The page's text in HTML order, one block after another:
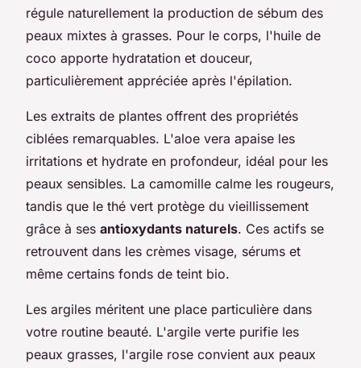
régule naturellement la production de sébum des
peaux mixtes à grasses. Pour le corps, l'huile de
coco apporte hydratation et douceur,
particulièrement appréciée après l'épilation.
Les extraits de plantes offrent des propriétés
ciblées remarquables. L'aloe vera apaise les
irritations et hydrate en profondeur, idéal pour les
peaux sensibles. La camomille calme les rougeurs,
tandis que le thé vert protège du vieillissement
grâce à ses antioxydants naturels. Ces actifs se
retrouvent dans les crèmes visage, sérums et
même certains fonds de teint bio.
Les argiles méritent une place particulière dans
votre routine beauté. L'argile verte purifie les
peaux grasses, l'argile rose convient aux peaux